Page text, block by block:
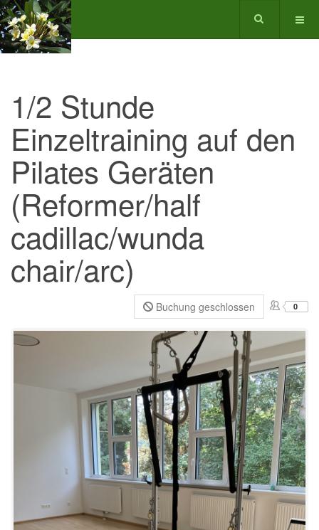
1/2 Stunde
Einzeltraining auf den
Pilates Geräten
(Reformer/half
cadillac/wunda
chair/arc)
Buchung geschlossen 0